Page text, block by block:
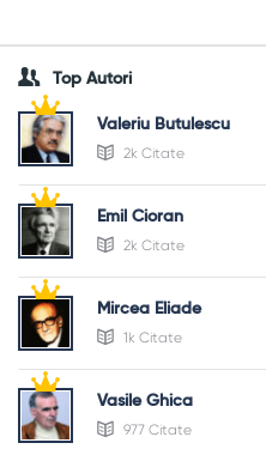
Top Autori
Valeriu Butulescu
2k Citate
Emil Cioran
2k Citate
Mircea Eliade
1k Citate
Vasile Ghica
977 Citate